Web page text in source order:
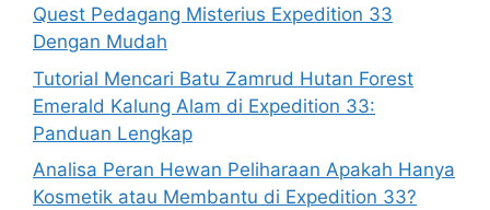
Quest Pedagang Misterius Expedition 33
Dengan Mudah
Tutorial Mencari Batu Zamrud Hutan Forest
Emerald Kalung Alam di Expedition 33:
Panduan Lengkap
Analisa Peran Hewan Peliharaan Apakah Hanya
Kosmetik atau Membantu di Expedition 33?